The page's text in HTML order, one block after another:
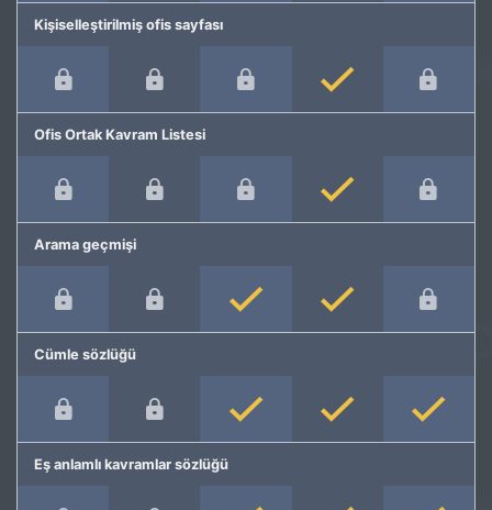
Kişiselleştirilmiş ofis sayfası
Ofis Ortak Kavram Listesi
Arama geçmişi
Cümle sözlüğü
Eş anlamlı kavramlar sözlüğü